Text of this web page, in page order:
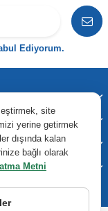
Ediyorum.
site
yerine getirmek
dışında kalan
bağlı olarak
Metni